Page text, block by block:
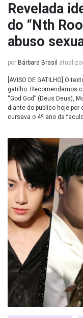
Revelada
do “Nth
abuso
por Bárbara Brasil
[AVISO DE GATILHO] O
gatilho. Recomendamos
“God God” (Deus Deus),
diante do publico hoje
cursava o 4º ano da